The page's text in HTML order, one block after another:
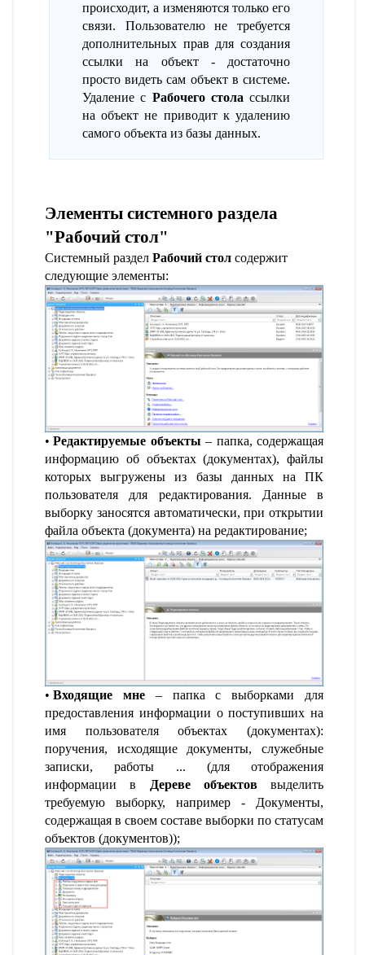
происходит, а изменяются только его
связи. Пользователю не требуется
дополнительных прав для создания
ссылки на объект - достаточно
просто видеть сам объект в системе.
Удаление с Рабочего стола ссылки
на объект не приводит к удалению
самого объекта из базы данных.
Элементы системного раздела
"Рабочий стол"
Системный раздел Рабочий стол содержит
следующие элементы:
Редактируемые объекты – папка, содержащая
информацию об объектах (документах), файлы
которых выгружены из базы данных на ПК
пользователя для редактирования. Данные в
выборку заносятся автоматически, при открытии
файла объекта (документа) на редактирование;
Входящие мне– папка с выборками для
предоставления информации о поступивших на
имя пользователя объектах (документах):
поручения, исходящие документы, служебные
записки, работы ... (для отображения
информации в
Дереве объектоввыделить
требуемую выборку, например - Документы,
содержащая в своем составе выборки по статусам
объектов (документов));